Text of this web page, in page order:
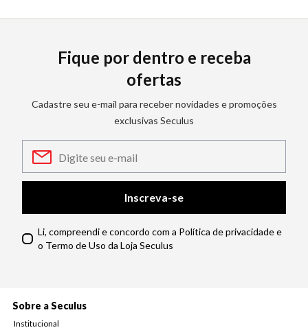
Fique por dentro e receba
ofertas
Cadastre seu e-mail para receber novidades e promoções
exclusivas Seculus
Inscreva-se
Li, compreendi e concordo com a Política de privacidade e
o Termo de Uso da Loja Seculus
Sobre a Seculus
Institucional